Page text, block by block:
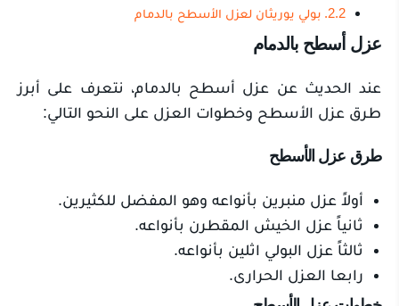
بولي يوريثان لعزل الأسطح بالدمام
عزل أسطح بالدمام
عند الحديث عن عزل أسطح بالدمام، نتعرف على أبرز
طرق عزل الأسطح وخطوات العزل على النحو التالي:
طرق عزل الأسطح
أولاً عزل منبرين بأنواعه وهو المفضل للكثيرين.
ثانياً عزل الخيش المقطرن بأنواعه.
ثالثاً عزل البولي اثلين بأنواعه.
رابعا العزل الحرارى.